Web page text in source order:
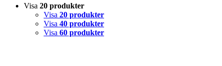
Visa 20 produkter
Visa 20 produkter
Visa 40 produkter
Visa 60 produkter